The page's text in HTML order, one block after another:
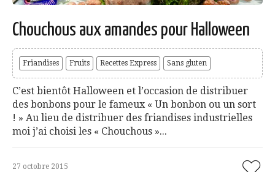
Chouchous aux amandes pour Halloween
Friandises Fruits Recettes Express Sans gluten
C’est bientôt Halloween et l’occasion de distribuer
des bonbons pour le fameux « Un bonbon ou un sort
! » Au lieu de distribuer des friandises industrielles
moi j’ai choisi les « Chouchous »...
27 octobre 2015